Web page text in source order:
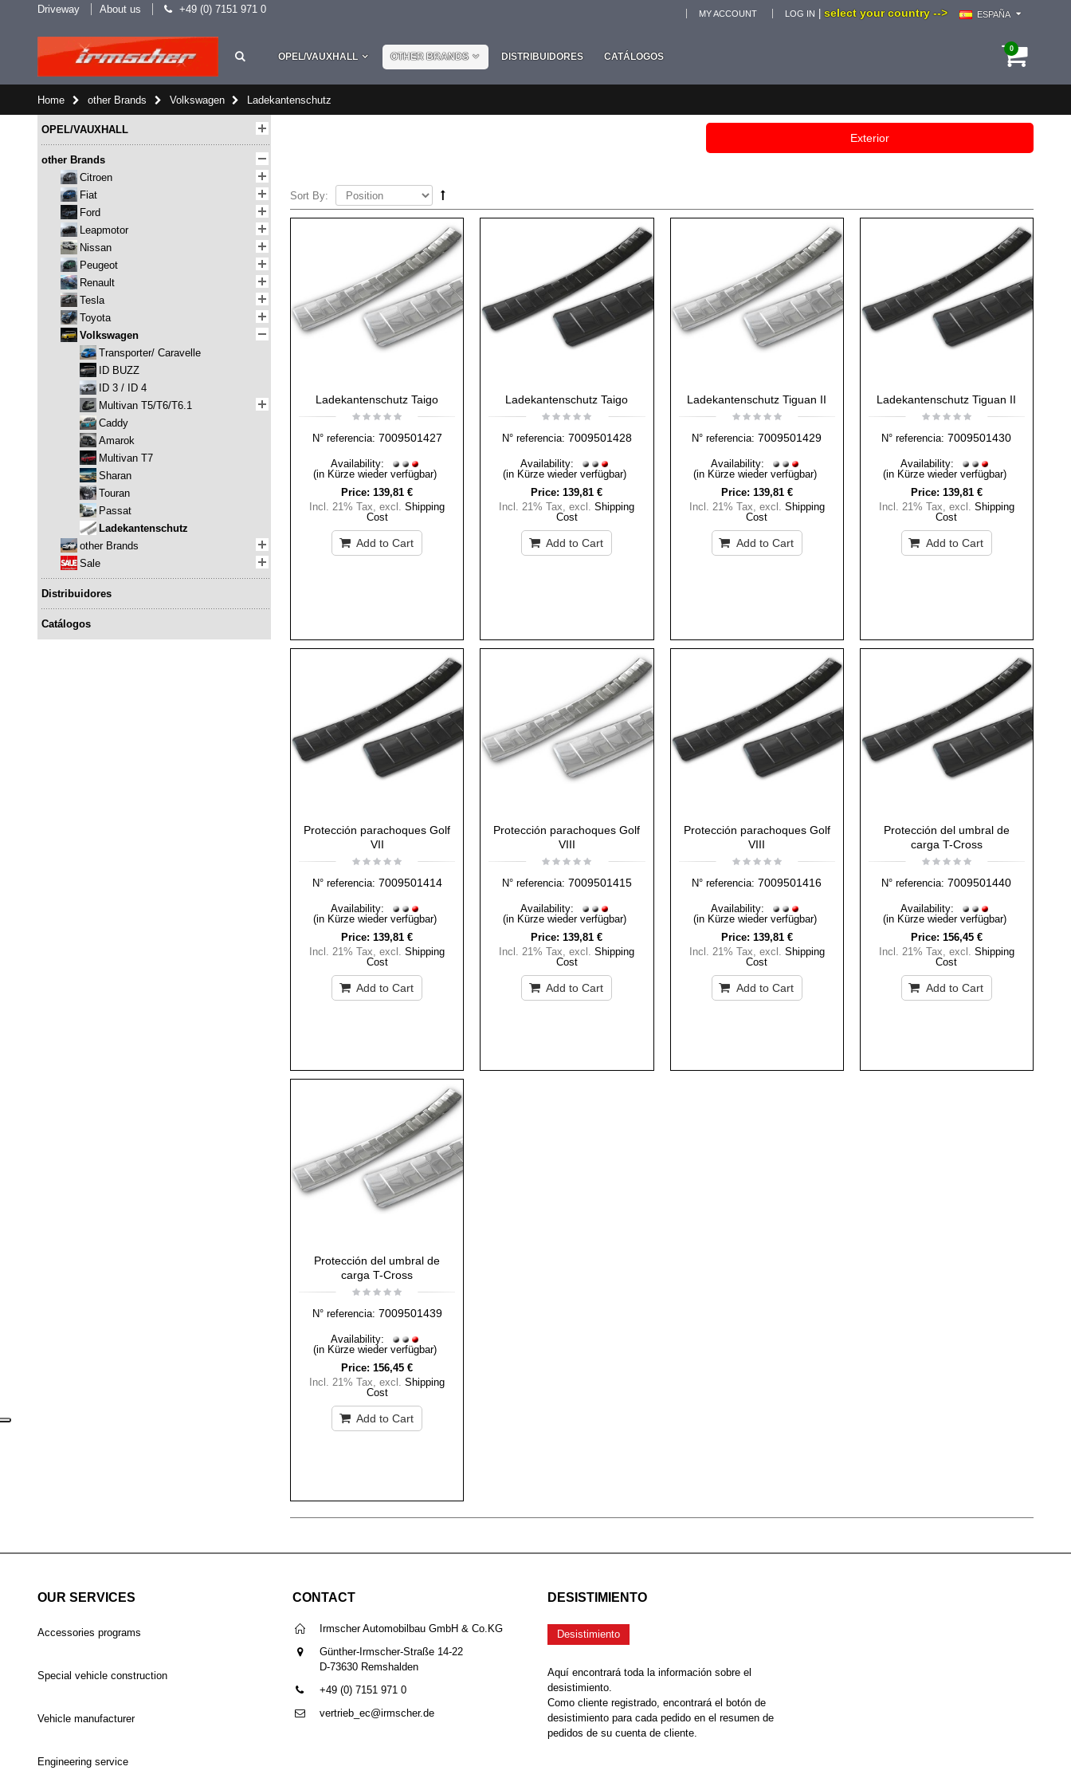
Driveway About us +49 (0) 7151 971 0 select your country --> ESPAÑA
MY ACCOUNT LOG IN
0
OPEL/VAUXHALL OTHER BRANDS DISTRIBUIDORES CATÁLOGOS
Home other Brands Volkswagen Ladekantenschutz
Exterior
Sort By:
Ladekantenschutz Taigo
N° referencia: 7009501427
Availability:
(in Kürze wieder verfügbar)
Price: 139,81 €
Incl. 21% Tax,excl.Shipping
Cost
Add to Cart
Ladekantenschutz Taigo
N° referencia: 7009501428
Availability:
(in Kürze wieder verfügbar)
Price: 139,81 €
Incl. 21% Tax,excl.Shipping
Cost
Add to Cart
Ladekantenschutz Tiguan II
N° referencia: 7009501429
Availability:
(in Kürze wieder verfügbar)
Price: 139,81 €
Incl. 21% Tax, excl. Shipping
Cost
Add to Cart
Ladekantenschutz Tiguan II
N° referencia: 7009501430
Availability:
(in Kürze wieder verfügbar)
Price: 139,81 €
Incl. 21% Tax, excl. Shipping
Cost
Add to Cart
Protección parachoques Golf
VII
N° referencia: 7009501414
Availability:
(in Kürze wieder verfügbar)
Price: 139,81 €
Incl. 21% Tax,excl.Shipping
Cost
Add to Cart
Protección parachoques Golf
VIII
N° referencia: 7009501415
Availability:
(in Kürze wieder verfügbar)
Price: 139,81 €
Incl. 21% Tax,excl.Shipping
Cost
Add to Cart
Protección parachoques Golf
VIII
N° referencia: 7009501416
Availability:
(in Kürze wieder verfügbar)
Price: 139,81 €
Incl. 21% Tax, excl. Shipping
Cost
Add to Cart
Protección del umbral de
carga T-Cross
N° referencia: 7009501440
Availability:
(in Kürze wieder verfügbar)
Price: 156,45 €
Incl. 21% Tax, excl. Shipping
Cost
Add to Cart
Protección del umbral de
carga T-Cross
N° referencia: 7009501439
Availability:
(in Kürze wieder verfügbar)
Price: 156,45 €
Incl. 21% Tax,excl.Shipping
Cost
Add to Cart
OPEL/VAUXHALL
other Brands
Citroen
Fiat
Ford
Leapmotor
Nissan
Peugeot
Renault
Tesla
Toyota
Volkswagen
Transporter/ Caravelle
ID BUZZ
ID 3 / ID 4
Multivan T5/T6/T6.1
Caddy
Amarok
Multivan T7
Sharan
Touran
Passat
Ladekantenschutz
other Brands
Sale
Distribuidores
Catálogos
OUR SERVICES
Accessories programs
Special vehicle construction
Vehicle manufacturer
Engineering service
CONTACT
Irmscher Automobilbau GmbH & Co.KG
Günther-Irmscher-Straße 14-22
D-73630 Remshalden
+49 (0) 7151 971 0
vertrieb_ec@irmscher.de
DESISTIMIENTO
Desistimiento
Aquí encontrará toda la información sobre el
desistimiento.
Como cliente registrado, encontrará el botón de
desistimiento para cada pedido en el resumen de
pedidos de su cuenta de cliente.